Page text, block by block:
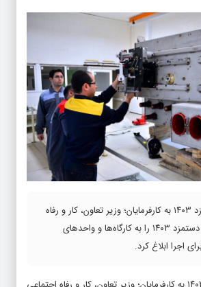
ابلاغ مصوبه دستمزد ۱۴۰۳ به کارفرمایان؛ وزیر تعاون، کار و رفاه
اجتماعی بخشنامه دستمزد ۱۴۰۳ را به کارگاه‌ها و واحدهای
اجرا ابلاغ کرد.